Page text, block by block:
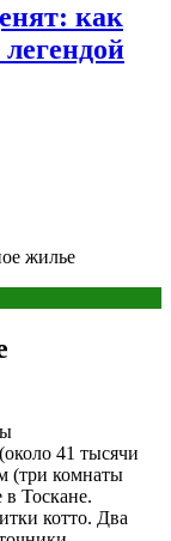
как
жилье
41 тысячи
(три комнаты
Тоскане.
котто. Два